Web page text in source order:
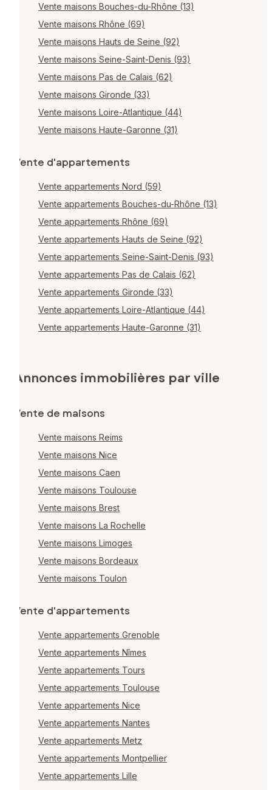
Vente maisons Bouches-du-Rhône (13)
Vente maisons Rhône (69)
Vente maisons Hauts de Seine (92)
Vente maisons Seine-Saint-Denis (93)
Vente maisons Pas de Calais (62)
Vente maisons Gironde (33)
Vente maisons Loire-Atlantique (44)
Vente maisons Haute-Garonne (31)
Vente d'appartements
Vente appartements Nord (59)
Vente appartements Bouches-du-Rhône (13)
Vente appartements Rhône (69)
Vente appartements Hauts de Seine (92)
Vente appartements Seine-Saint-Denis (93)
Vente appartements Pas de Calais (62)
Vente appartements Gironde (33)
Vente appartements Loire-Atlantique (44)
Vente appartements Haute-Garonne (31)
Annonces immobilières par ville
Vente de maisons
Vente maisons Reims
Vente maisons Nice
Vente maisons Caen
Vente maisons Toulouse
Vente maisons Brest
Vente maisons La Rochelle
Vente maisons Limoges
Vente maisons Bordeaux
Vente maisons Toulon
Vente d'appartements
Vente appartements Grenoble
Vente appartements Nîmes
Vente appartements Tours
Vente appartements Toulouse
Vente appartements Nice
Vente appartements Nantes
Vente appartements Metz
Vente appartements Montpellier
Vente appartements Lille